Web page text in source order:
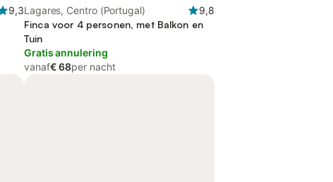
9,3Lagares, Centro (Portugal)
9,8
Finca voor 4 personen, met Balkon en
Tuin
Gratis annulering
vanaf€ 68per nacht